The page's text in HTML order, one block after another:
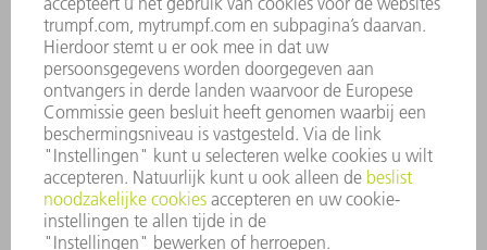
Sorting Guide
De Sorting Guide is een cameragebaseerd
assistentiesysteem dat de operator ondersteunt
bij het uitnemen en sorteren van platen. Het
markeert onderdelen in kleur op klantorder of
volgproces. Zo kan de operator de gesneden
onderdelen eenvoudig, snel en foutloos op